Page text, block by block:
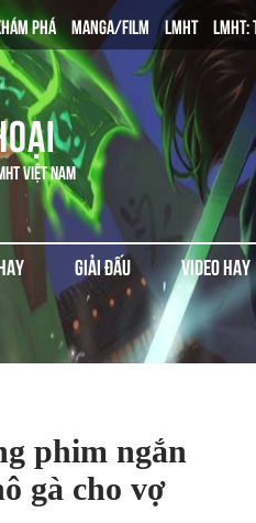
PHÁ MANGA/FILM LMHT LMHT:
VIỆT NAM
GIẢI ĐẤU VIDEO HAY
phim ngắn
gà cho vợ